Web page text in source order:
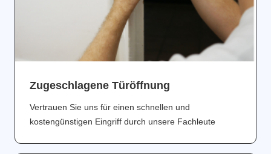
Zugeschlagene Türöffnung
Vertrauen Sie uns für einen schnellen und
kostengünstigen Eingriff durch unsere Fachleute